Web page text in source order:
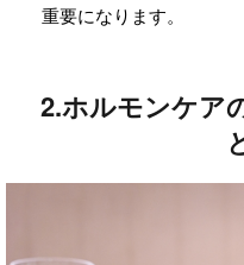
重要になります。
2.ホルモンケア